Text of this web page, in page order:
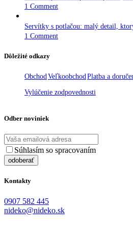
1 Comment
Servítky s potlačou: malý detail,
1 Comment
Dôležité odkazy
Obchod Veľkoobchod Platba a
Vylúčenie zodpovednosti
Odber noviniek
Súhlasím so spracovaním
Kontakty
0907 582 445
nideko@nideko.sk